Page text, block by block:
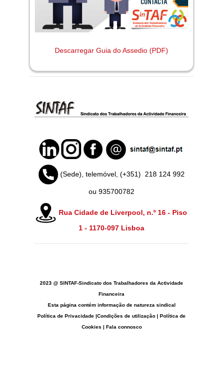
Descarregar Guia do Assedio (PDF)
(Sede), telemóvel, (+351) 218 124 992
ou 935700782
Rua Cidade de Liverpool, n.º 16 - Piso
1 - 1170-097 Lisboa
2023 @ SINTAF-Sindicato dos Trabalhadores da Actividade
Financeira
Esta página contém informação de natureza sindical
Política de Privacidade |Condições de utilização | Política de
Cookies | Fala connosco